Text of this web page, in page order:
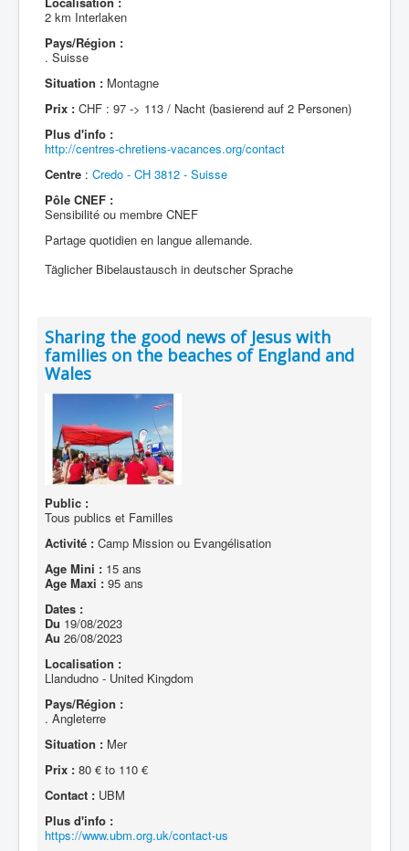
2 km Interlaken
Pays/Région :
. Suisse
Situation : Montagne
Prix : CHF : 97 -> 113 / Nacht (basierend auf 2 Personen)
Plus d'info :
http://centres-chretiens-vacances.org/contact
Centre : Credo - CH 3812 - Suisse
Pôle CNEF :
Sensibilité ou membre CNEF
Partage quotidien en langue allemande.
Täglicher Bibelaustausch in deutscher Sprache
Sharing the good news of Jesus with
families on the beaches of England and
Wales
Public :
Tous publics et Familles
Activité : Camp Mission ou Evangélisation
Age Mini : 15 ans
Age Maxi : 95 ans
Dates :
Du 19/08/2023
Au 26/08/2023
Localisation :
Llandudno - United Kingdom
Pays/Région :
. Angleterre
Situation : Mer
Prix : 80 € to 110 €
Contact : UBM
Plus d'info :
https://www.ubm.org.uk/contact-us